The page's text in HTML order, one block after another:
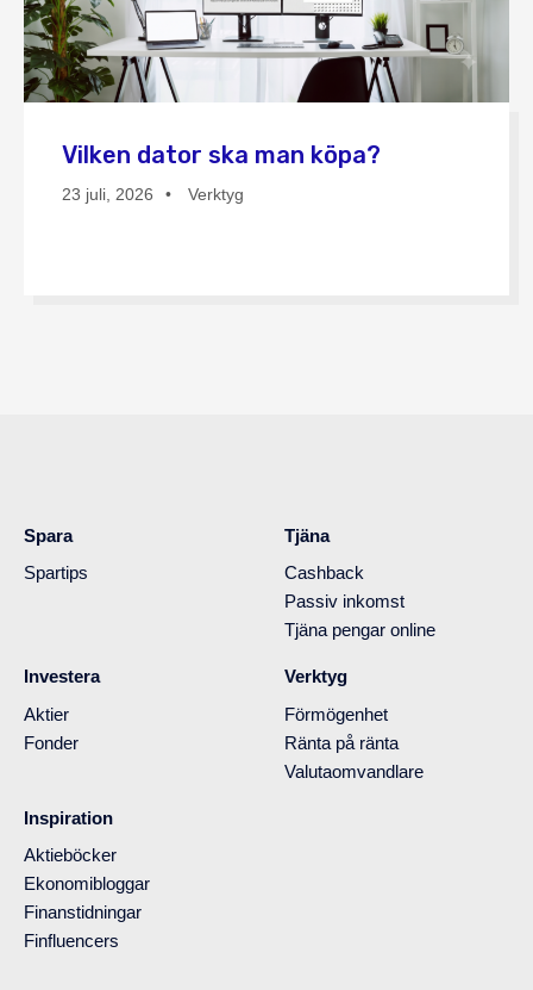
Vilken dator ska man köpa?
23 juli, 2026 Verktyg
Spara
Spartips
Tjäna
Cashback
Passiv inkomst
Tjäna pengar online
Investera
Aktier
Fonder
Verktyg
Förmögenhet
Ränta på ränta
Valutaomvandlare
Inspiration
Aktieböcker
Ekonomibloggar
Finanstidningar
Finfluencers